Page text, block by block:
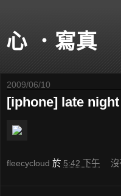
心 ．寫真
2009/06/10
[iphone] late
fleecycloud 於 5:42 下午 沒